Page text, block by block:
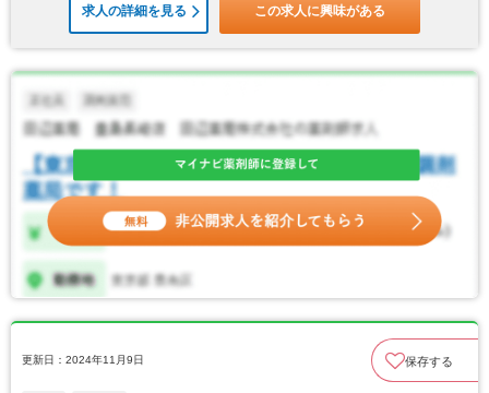
求人の詳細を見る この求人に興味がある
更新日：2024年11月9日 保存する